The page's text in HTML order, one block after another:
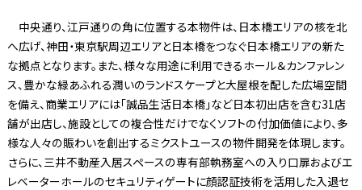
中央通り、江戸通りの角に位置する本物件は、日本橋エリアの核を北
へ広げ、神田・東京駅周辺エリアと日本橋をつなぐ日本橋エリアの新た
な拠点となります。また、様々な用途に利用できるホール＆カンファレン
ス、豊かな緑あふれる潤いのランドスケープと大屋根を配した広場空間
を備え、商業エリアには「誠品生活日本橋」など日本初出店を含む31店
舗が出店し、施設としての複合性だけでなくソフトの付加価値により、多
様な人々の賑わいを創出するミクストユースの物件開発を体現します。
さらに、三井不動産入居スペースの専有部執務室への入り口扉およびエ
レベーターホールのセキュリティゲートに顔認証技術を活用した入退セ